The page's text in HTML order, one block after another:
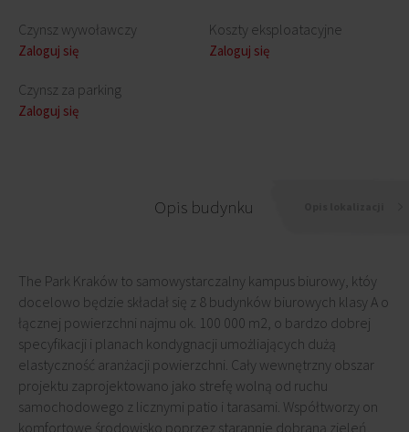
Czynsz wywoławczy
Zaloguj się
Czynsz za parking
Zaloguj się
Koszty eksploatacyjne
Zaloguj się
Opis budynku
The Park Kraków to samowystarczalny kampus biurowy, któy
docelowo będzie składał się z 8 budynków biurowych klasy A o
łącznej powierzchni najmu ok. 100 000 m2, o bardzo dobrej
specyfikacji i planach kondygnacji umożliających dużą
elastyczność aranżacji powierzchni. Cały wewnętrzny obszar
projektu zaprojektowano jako strefę wolną od ruchu
samochodowego z licznymi patio i tarasami. Współtworzy on
komfortowe środowisko poprzez starannie dobraną zieleń,